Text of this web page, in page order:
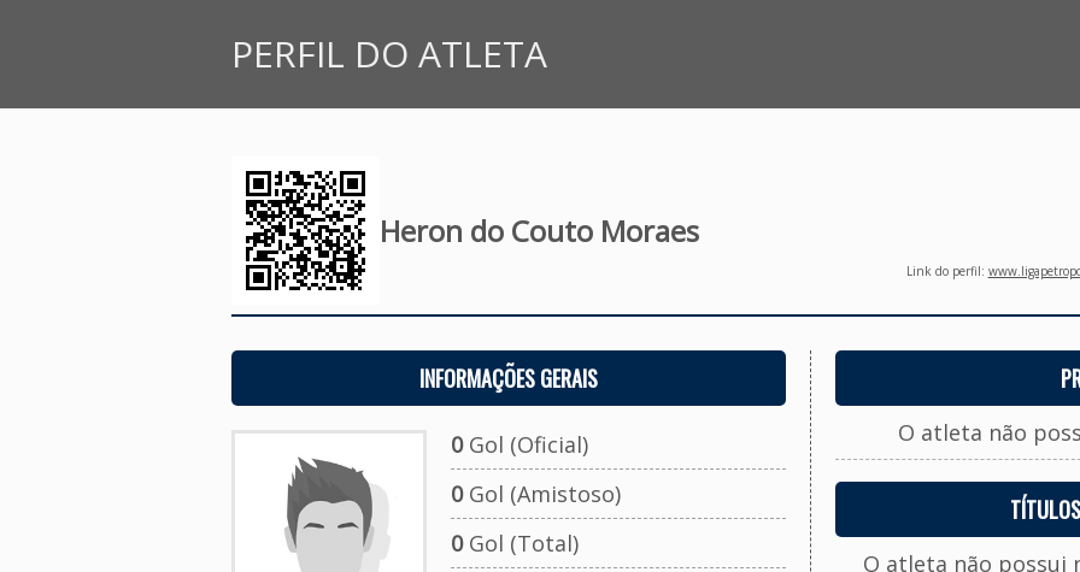
PERFIL DO ATLETA
Heron do Couto Moraes
Link do perfil:
INFORMAÇÕES GERAIS
0Gol (Oficial)
0Gol (Amistoso)
0Gol (Total)
O atleta não
O atleta não possui